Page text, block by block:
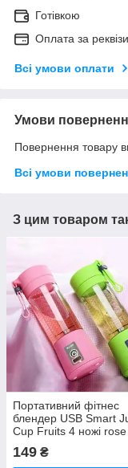
Готівкою
Оплата за
Всі умови оплати
Умови
Повернення товару
Всі умови
З цим товаром
Портативний фітнес
блендер USB Smart
Cup Fruits 4 ножі rose
149 ₴